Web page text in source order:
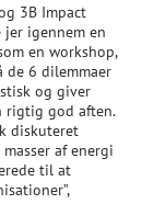
3B Impact
igennem en
en workshop,
6 dilemmaer
og giver
rigtig god aften.
diskuteret
af energi
til at